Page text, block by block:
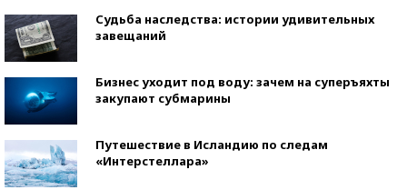
Судьба наследства: истории удивительных
завещаний
Бизнес уходит под воду: зачем на суперъяхты
закупают субмарины
Путешествие в Исландию по следам
«Интерстеллара»